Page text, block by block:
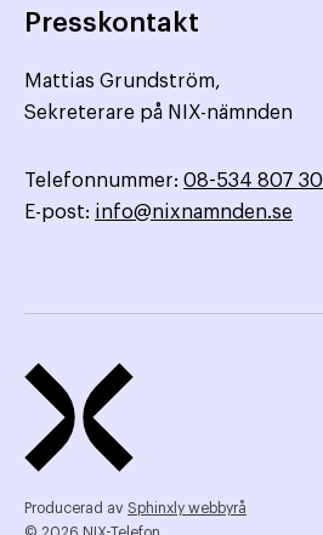
Presskontakt
Mattias Grundström,
Sekreterare på NIX-nämnden
Telefonnummer: 08-534 807 30
E-post: info@nixnamnden.se
Producerad av Sphinxly webbyrå